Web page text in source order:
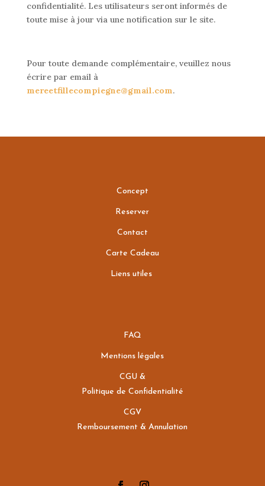
confidentialité. Les utilisateurs seront informés de
toute mise à jour via une notification sur le site.
Pour toute demande complémentaire, veuillez nous
écrire par email à
mereetfillecompiegne@gmail.com.
Concept
Reserver
Contact
Carte Cadeau
Liens utiles
FAQ
Mentions légales
CGU &
Politique de Confidentialité
CGV
Remboursement & Annulation